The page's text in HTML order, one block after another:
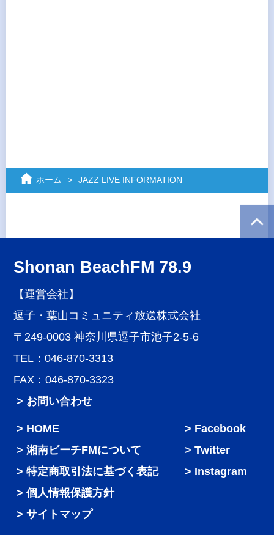
ホーム JAZZ LIVE INFORMATION
Shonan BeachFM 78.9
【運営会社】
逗子・葉山コミュニティ放送株式会社
〒249-0003 神奈川県逗子市池子2-5-6
TEL：046-870-3313
FAX：046-870-3323
> お問い合わせ
HOME
湘南ビーチFMについて
特定商取引法に基づく表記
個人情報保護方針
サイトマップ
Facebook
Twitter
Instagram